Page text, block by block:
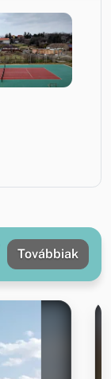
Továbbiak